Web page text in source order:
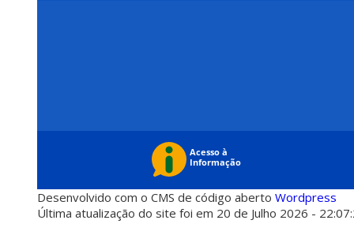
Desenvolvido com o CMS de código aberto Wordpress
Última atualização do site foi em 20 de Julho 2026 -